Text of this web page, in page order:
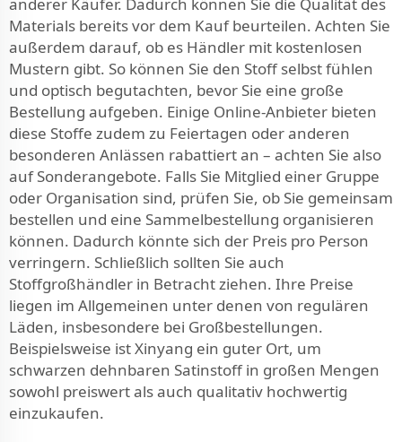
Materials bereits vor dem Kauf beurteilen. Achten Sie
außerdem darauf, ob es Händler mit kostenlosen
Mustern gibt. So können Sie den Stoff selbst fühlen
und optisch begutachten, bevor Sie eine große
Bestellung aufgeben. Einige Online-Anbieter bieten
diese Stoffe zudem zu Feiertagen oder anderen
besonderen Anlässen rabattiert an – achten Sie also
auf Sonderangebote. Falls Sie Mitglied einer Gruppe
oder Organisation sind, prüfen Sie, ob Sie gemeinsam
bestellen und eine Sammelbestellung organisieren
können. Dadurch könnte sich der Preis pro Person
verringern. Schließlich sollten Sie auch
Stoffgroßhändler in Betracht ziehen. Ihre Preise
liegen im Allgemeinen unter denen von regulären
Läden, insbesondere bei Großbestellungen.
Beispielsweise ist Xinyang ein guter Ort, um
schwarzen dehnbaren Satinstoff in großen Mengen
sowohl preiswert als auch qualitativ hochwertig
einzukaufen.